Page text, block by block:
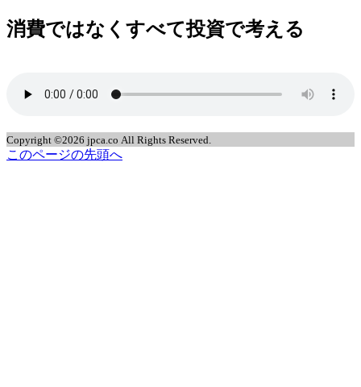
jpca.co
消費ではなくすべて投資で考える
Copyright ©2026 jpca.co All Rights Reserved.
このページの先頭へ